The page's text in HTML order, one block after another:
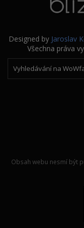
Designed by Jaroslav
Všechna práva
Obsah webu nesmí být